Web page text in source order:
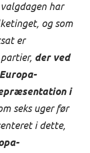
har
og som
er
der ved
i
seks uger før
i dette,